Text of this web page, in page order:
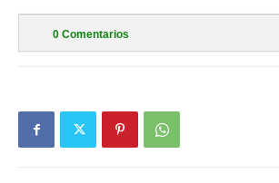
0 Comentarios